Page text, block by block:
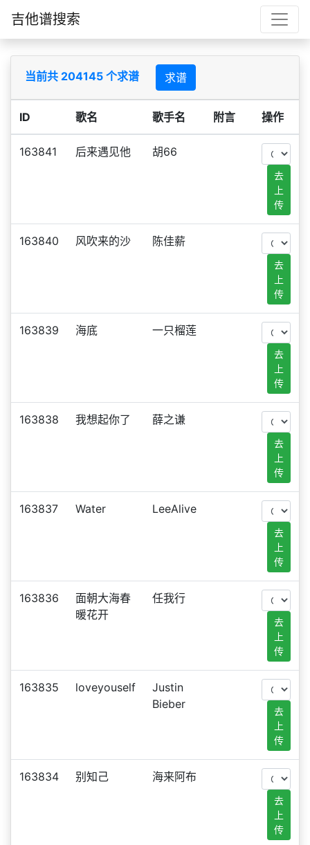
吉他谱搜索
当前共 204145 个求谱 求谱
ID 歌名 歌手名 附言 操作
163841 后来遇见他 胡66
去
上
传
163840 风吹来的沙 陈佳薪
去
上
传
163839 海底 一只榴莲
去
上
传
163838 我想起你了 薛之谦
去
上
传
163837 Water LeeAlive
去
上
传
163836
面朝大海春
暖花开
任我行
去
上
传
163835 loveyouself
Justin
Bieber
去
上
传
163834 别知己 海来阿布
去
上
传